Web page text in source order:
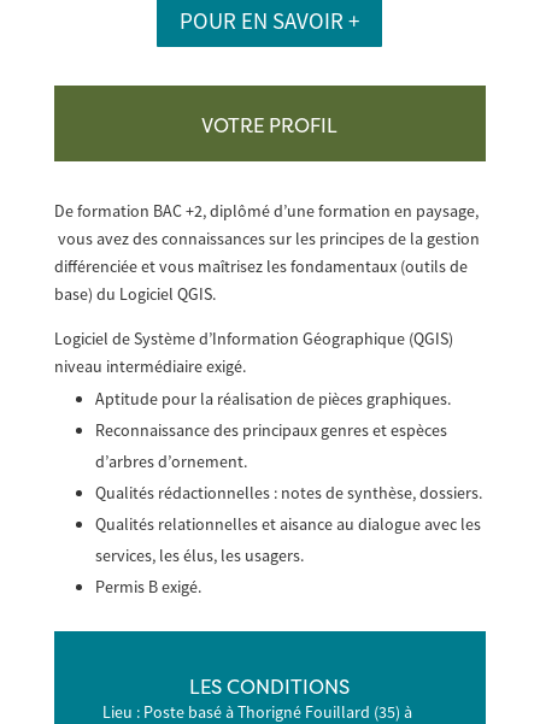
POUR EN SAVOIR +
VOTRE PROFIL
De formation BAC +2, diplômé d’une formation en paysage,
vous avez des connaissances sur les principes de la gestion
différenciée et vous maîtrisez les fondamentaux (outils de
base) du Logiciel QGIS.
Logiciel de Système d’Information Géographique (QGIS)
niveau intermédiaire exigé.
Aptitude pour la réalisation de pièces graphiques.
Reconnaissance des principaux genres et espèces
d’arbres d’ornement.
Qualités rédactionnelles : notes de synthèse, dossiers.
Qualités relationnelles et aisance au dialogue avec les
services, les élus, les usagers.
Permis B exigé.
LES CONDITIONS
Lieu : Poste basé à Thorigné Fouillard (35) à